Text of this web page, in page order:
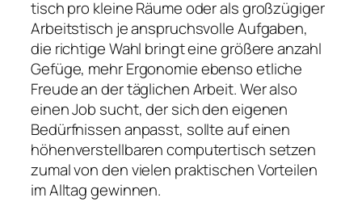
tisch pro kleine Räume oder als großzügiger
Arbeitstisch je anspruchsvolle Aufgaben,
die richtige Wahl bringt eine größere anzahl
Gefüge, mehr Ergonomie ebenso etliche
Freude an der täglichen Arbeit. Wer also
einen Job sucht, der sich den eigenen
Bedürfnissen anpasst, sollte auf einen
höhenverstellbaren computertisch setzen
zumal von den vielen praktischen Vorteilen
im Alltag gewinnen.